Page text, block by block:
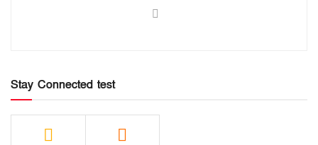
Stay Connected test